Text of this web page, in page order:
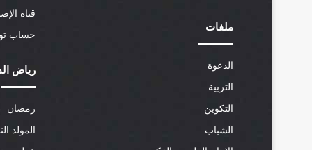
ملفات
الدعوة
التربية
التكوين
الشباب
قناة
حساب
رياض
رمضان
المولد